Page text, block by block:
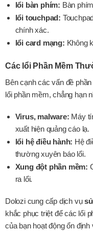
lổi bàn phím: Bàn
lổi touchpad:
chính xác.
lổi card mạng: Không
Các lổi Phần Mềm
Bên cạnh các vấn đề
lổi phần mềm, chẳng hạn
Virus, malware: Máy
xuất hiện quảng cáo lạ.
lổi hệ điều hành: Hệ
thường xuyên báo lổi.
Xung đột phần mềm:
ra lổi.
Dolozi cung cấp dịch vụ
khắc phục triệt để các lổi
của bạn hoạt động ổn định